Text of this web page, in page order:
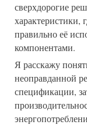
сверхдорогие
характеристики,
правильно её
компонентами.
Я расскажу
неоправданной
спецификации,